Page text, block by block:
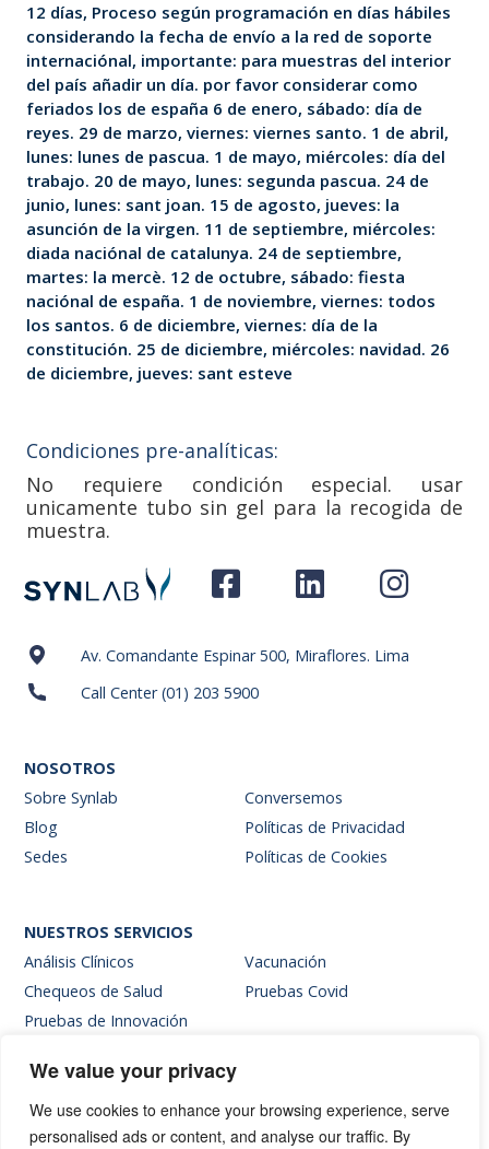
We value your privacy
We use cookies to enhance your browsing experience, serve
personalised ads or content, and analyse our traffic. By
12 días, Proceso según programación en días hábiles
considerando la fecha de envío a la red de soporte
internaciónal, importante: para muestras del interior
del país añadir un día. por favor considerar como
feriados los de españa 6 de enero, sábado: día de
reyes. 29 de marzo, viernes: viernes santo. 1 de abril,
lunes: lunes de pascua. 1 de mayo, miércoles: día del
trabajo. 20 de mayo, lunes: segunda pascua. 24 de
junio, lunes: sant joan. 15 de agosto, jueves: la
asunción de la virgen. 11 de septiembre, miércoles:
diada naciónal de catalunya. 24 de septiembre,
martes: la mercè. 12 de octubre, sábado: fiesta
naciónal de españa. 1 de noviembre, viernes: todos
los santos. 6 de diciembre, viernes: día de la
constitución. 25 de diciembre, miércoles: navidad. 26
de diciembre, jueves: sant esteve
Condiciones pre-analíticas:
No requiere condición especial. usar
unicamente tubo sin gel para la recogida de
muestra.
Av. Comandante Espinar 500, Miraflores. Lima
Call Center (01) 203 5900
NOSOTROS
Sobre Synlab
Blog
Sedes
Conversemos
Políticas de Privacidad
Políticas de Cookies
NUESTROS SERVICIOS
Análisis Clínicos
Chequeos de Salud
Pruebas de Innovación
Vacunación
Pruebas Covid